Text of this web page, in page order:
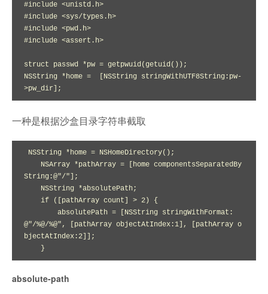
#include <unistd.h>
#include <sys/types.h>
#include <pwd.h>
#include <assert.h>
struct passwd *pw = getpwuid(getuid());
NSString *home =  [NSString stringWithUTF8String:pw-
>pw_dir];
一种是根据沙盒目录字符串截取
String:@"/"];
@"/%@/%@", [pathArray objectAtIndex:1], [pathArray o
bjectAtIndex:2]];
absolute-path